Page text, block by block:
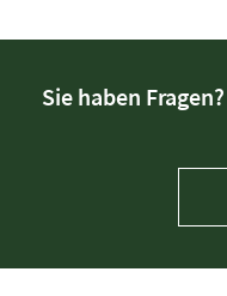
Sie haben